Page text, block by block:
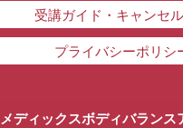
受講ガイド・キャンセ
プライバシーポリシ
メディックスボディバランス